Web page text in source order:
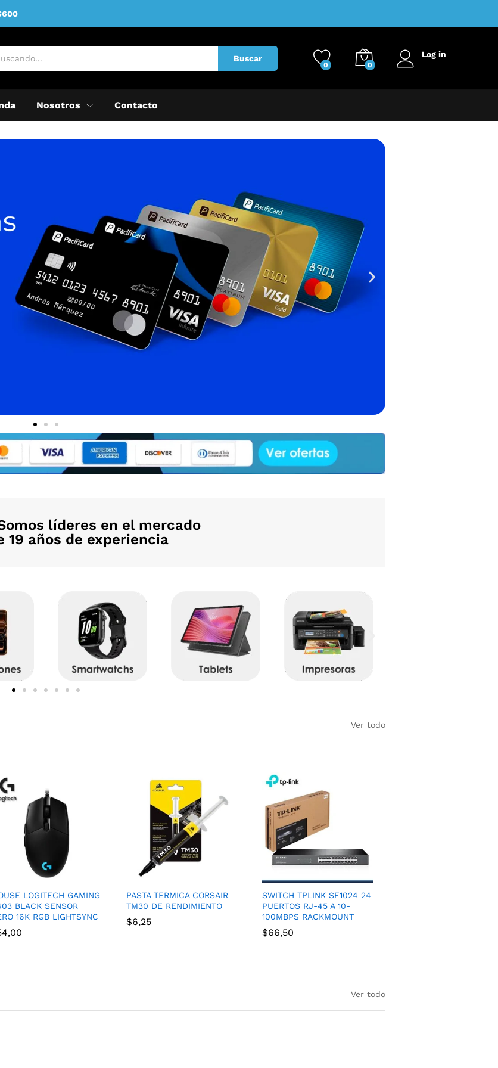
Buscar
0 0
Log in
Nosotros Contacto
líderes en el mercado
19 años de experiencia
Ver todo
LOGITECH GAMING
BLACK SENSOR
16K RGB LIGHTSYNC
PASTA TERMICA CORSAIR
TM30 DE RENDIMIENTO
$6,25
SWITCH TPLINK SF1024 24
PUERTOS RJ-45 A 10-
100MBPS RACKMOUNT
$66,50
Ver todo